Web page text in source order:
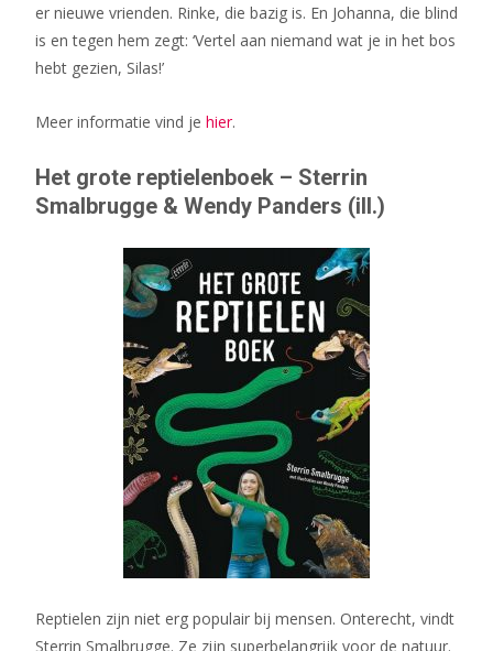
er nieuwe vrienden. Rinke, die bazig is. En Johanna, die blind
is en tegen hem zegt: ‘Vertel aan niemand wat je in het bos
hebt gezien, Silas!’
Meer informatie vind je hier.
Het grote reptielenboek – Sterrin
Smalbrugge & Wendy Panders (ill.)
Reptielen zijn niet erg populair bij mensen. Onterecht, vindt
Sterrin Smalbrugge. Ze zijn superbelangrijk voor de natuur.